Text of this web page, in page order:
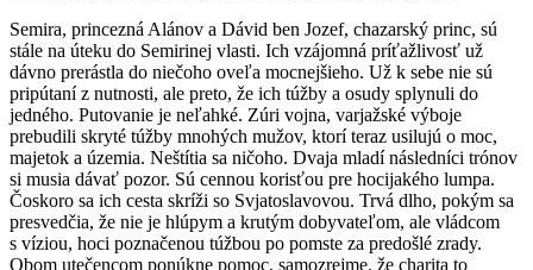
Semira, princezná Alánov a Dávid ben Jozef, chazarský princ, sú
stále na úteku do Semirinej vlasti. Ich vzájomná príťažlivosť už
dávno prerástla do niečoho oveľa mocnejšieho. Už k sebe nie sú
pripútaní z nutnosti, ale preto, že ich túžby a osudy splynuli do
jedného. Putovanie je neľahké. Zúri vojna, varjažské výboje
prebudili skryté túžby mnohých mužov, ktorí teraz usilujú o moc,
majetok a územia. Neštítia sa ničoho. Dvaja mladí následníci trónov
si musia dávať pozor. Sú cennou korisťou pre hocijakého lumpa.
Čoskoro sa ich cesta skríži so Svjatoslavovou. Trvá dlho, pokým sa
presvedčia, že nie je hlúpym a krutým dobyvateľom, ale vládcom
s víziou, hoci poznačenou túžbou po pomste za predošlé zrady.
Obom utečencom ponúkne pomoc, samozrejme, že charita to